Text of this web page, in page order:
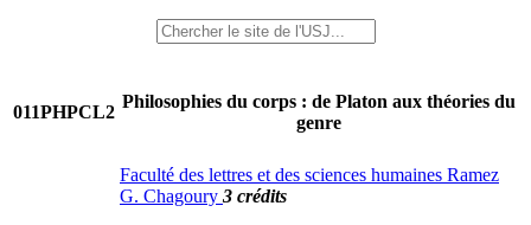
011PHPCL2
Philosophies du corps : de Platon aux théories du
genre
Faculté des lettres et des sciences humaines Ramez
G. Chagoury 3 crédits